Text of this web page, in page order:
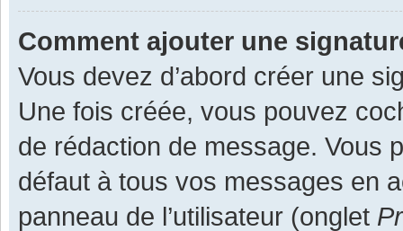
Comment ajouter une
Vous devez d’abord créer une
Une fois créée, vous pouvez
de rédaction de message. Vous
défaut à tous vos messages en
panneau de l’utilisateur (onglet